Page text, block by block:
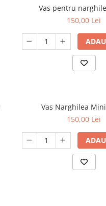
Vas pentru
150,00 Lei
Vas Narghilea
150,00 Lei